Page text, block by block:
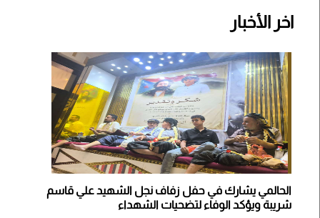
اخر الأخبار
الحالمي يشارك في حفل زفاف نجل الشهيد علي قاسم
شريبة ويؤكد الوفاء لتضحيات الشهداء